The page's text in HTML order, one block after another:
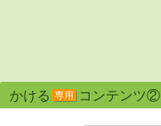
かける 専用 コンテンツ②